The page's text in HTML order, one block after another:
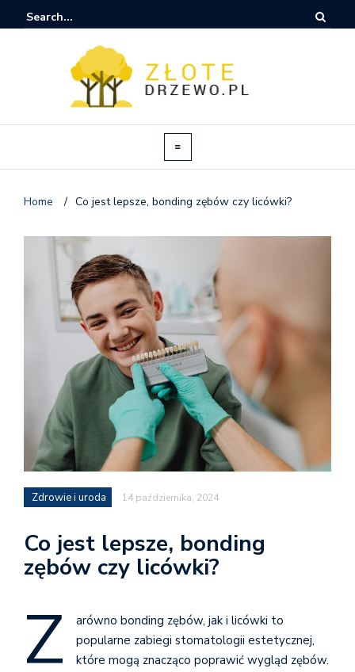
Home / Co jest lepsze, bonding zębów czy licówki?
Zdrowie i uroda 14 października, 2024
Co jest lepsze, bonding
zębów czy licówki?
Z
arówno bonding zębów, jak i licówki to
popularne zabiegi stomatologii estetycznej,
które mogą znacząco poprawić wygląd zębów.